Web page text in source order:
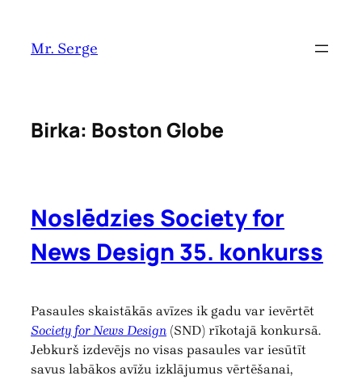
saturu
Mr. Serge
Birka: Boston Globe
Noslēdzies Society for
News Design 35. konkurss
Pasaules skaistākās avīzes ik gadu var ievērtēt
Society for News Design (SND) rīkotajā konkursā.
Jebkurš izdevējs no visas pasaules var iesūtīt
savus labākos avīžu izklājumus vērtēšanai,